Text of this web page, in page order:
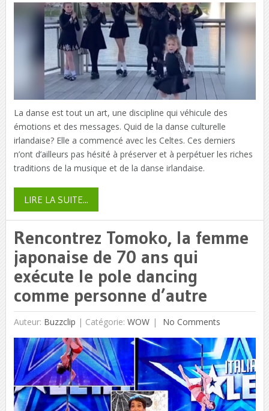
La danse est tout un art, une discipline qui véhicule des
émotions et des messages. Quid de la danse culturelle
irlandaise? Elle a commencé avec les Celtes. Ces derniers
n’ont d’ailleurs pas hésité à préserver et à perpétuer les riches
traditions de la musique et de la danse irlandaise.
LIRE LA SUITE...
Rencontrez Tomoko, la femme
japonaise de 70 ans qui
exécute le pole dancing
comme personne d’autre
Auteur: Buzzclip | Catégorie: WOW No Comments